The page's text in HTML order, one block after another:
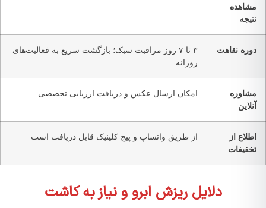
نقاهت
۳ تا ۷ روز مراقبت سبک؛ بازگشت سریع به فعالیت‌های
روزانه
امکان ارسال عکس و دریافت ارزیابی تخصصی
از
از طریق واتساپ و پیج کلینیک قابل دریافت است
دلایل ریزش ابرو و نیاز به کاشت